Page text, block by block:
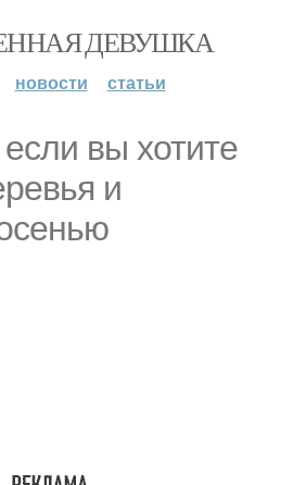
ДЕВУШКА
новости статьи
вы хотите
и